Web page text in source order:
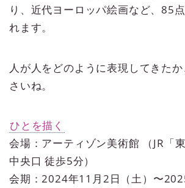
り、近代ヨーロッパ絵画など、85
れます。
人が人をどのように表現してきた
さいね。
ひとを描く
会場：アーティゾン美術館 （JR「
中央口 徒歩5分）
会期：2024年11月2日（土）〜